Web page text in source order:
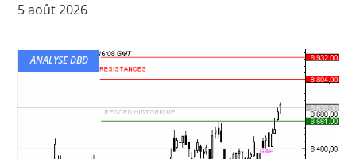
5 août 2026
ANALYSE DBD